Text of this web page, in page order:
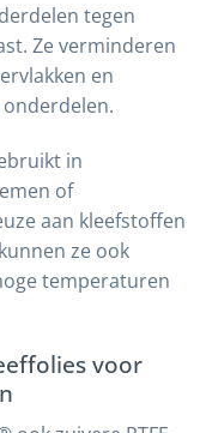
tegen
Ze verminderen
en
in
of
aan kleefstoffen
ze ook
temperaturen
voor